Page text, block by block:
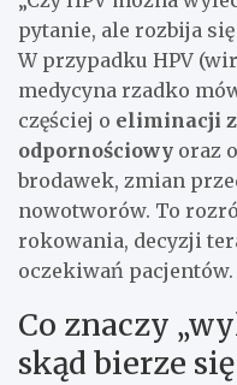
pytanie, ale rozbija
W przypadku HPV
medycyna rzadko
częściej o eliminacji
odpornościowy oraz o
brodawek, zmian
nowotworów. To
rokowania, decyzji
oczekiwań pacjentów.
Co znaczy
skąd bierze